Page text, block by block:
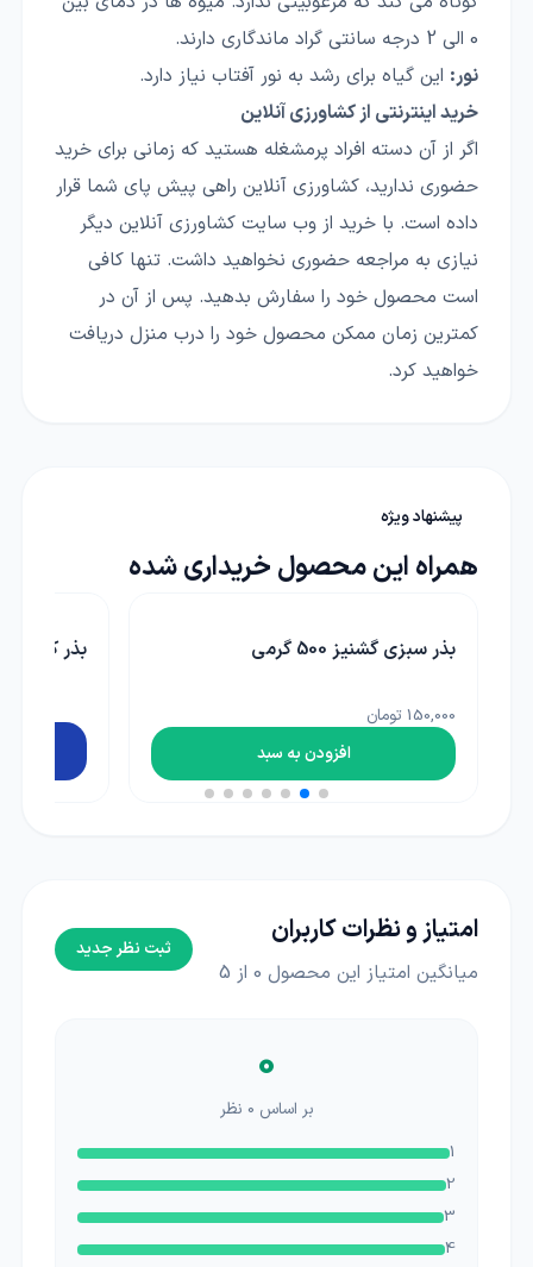
0 الی 2 درجه سانتی گراد ماندگاری دارند.
نور: این گیاه برای رشد به نور آفتاب نیاز دارد.
خرید اینترنتی از کشاورزی آنلاین
اگر از آن دسته افراد پرمشغله هستید که زمانی برای خرید
حضوری ندارید، کشاورزی آنلاین راهی پیش پای شما قرار
داده است. با خرید از وب سایت کشاورزی آنلاین دیگر
نیازی به مراجعه حضوری نخواهید داشت. تنها کافی
است محصول خود را سفارش بدهید. پس از آن در
کمترین زمان ممکن محصول خود را درب منزل دریافت
خواهید کرد.
پیشنهاد ویژه
همراه این محصول خریداری شده
بذر کدو سبز خورشتی
تماس بگیرید
بذر شاهی یا ترتیزک 500
110,000 تومان
امتیاز و نظرات کاربران
میانگین امتیاز این محصول 0 از 5
ثبت نظر جدید
0
بر اساس 0 نظر
1
2
3
4